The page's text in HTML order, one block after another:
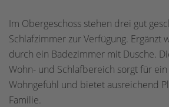
Im Obergeschoss stehen drei gut
Schlafzimmer zur Verfügung. Ergänzt
durch ein Badezimmer mit Dusche.
Wohn- und Schlafbereich sorgt für
Wohngefühl und bietet ausreichend
Familie.